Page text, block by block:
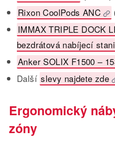
Rixon CoolPods ANC
IMMAX TRIPLE DOCK
bezdrátová nabíjecí
Anker SOLIX F1500 –
Další slevy najdete zde
Ergonomický
zóny